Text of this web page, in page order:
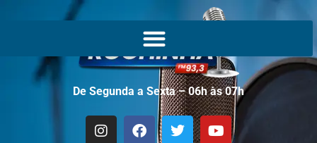
De Segunda a Sexta – 06h às 07h